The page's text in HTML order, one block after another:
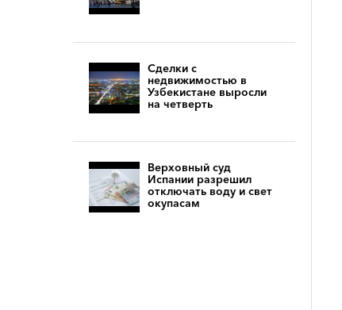
Сделки с
недвижимостью в
Узбекистане выросли
на четверть
Верховный суд
Испании разрешил
отключать воду и свет
окупасам